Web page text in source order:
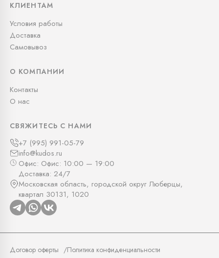
КЛИЕНТАМ
Условия работы
Доставка
Самовывоз
О КОМПАНИИ
Контакты
О нас
СВЯЖИТЕСЬ С НАМИ
+7 (995) 991-05-79
info@kudos.ru
Офис: Офис: 10:00 — 19:00
Доставка: 24/7
Московская область, городской округ Люберцы,
квартал 30131, 1020
Договор оферты Политика конфиденциальности